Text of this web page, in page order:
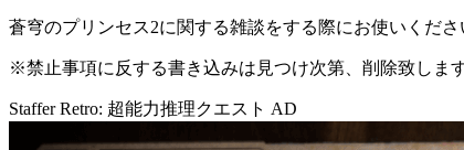
蒼穹のプリンセス2に関する雑談をする際にお使いくださ
※禁止事項に反する書き込みは見つけ次第、削除致します
Staffer Retro: 超能力推理クエスト AD